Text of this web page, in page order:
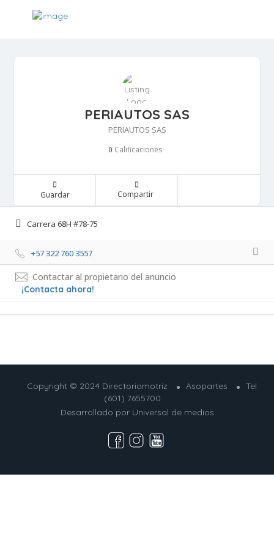
PERIAUTOS SAS
PERIAUTOS SAS
0 Calificaciones
Guardar Compartir
Carrera 68H #78-75
+57 322 760 3557
Contactar al propietario del anuncio
¡Contacta ahora!
Copyright © 2024 Directoriomotriz Asopartes
Tel
(601) 7655700
Desarrollado por Universal de medios